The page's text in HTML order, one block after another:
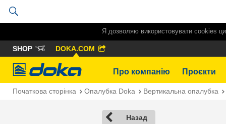
Я дозволяю використовувати cookies
SHOP DOKA.COM
Doka
Про компанію Проєкти
Початкова сторінка Опалубка Doka Вертикальна опалубка
Назад